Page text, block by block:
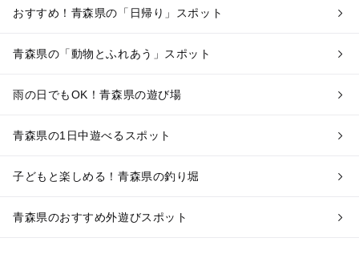
おすすめ！青森県の「日帰り」スポット
青森県の「動物とふれあう」スポット
雨の日でもOK！青森県の遊び場
青森県の1日中遊べるスポット
子どもと楽しめる！青森県の釣り堀
青森県のおすすめ外遊びスポット